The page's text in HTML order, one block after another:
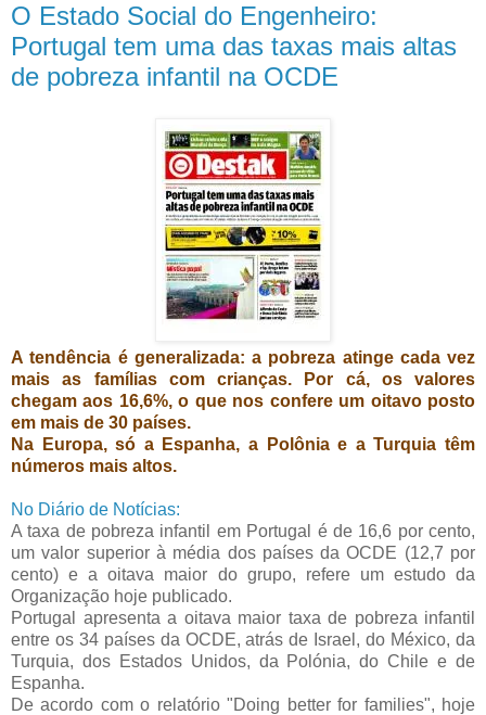
O Estado Social do Engenheiro:
Portugal tem uma das taxas mais altas
de pobreza infantil na OCDE
A tendência é generalizada: a pobreza atinge cada vez
mais as famílias com crianças. Por cá, os valores
chegam aos 16,6%, o que nos confere um oitavo posto
em mais de 30 países.
Na Europa, só a Espanha, a Polônia e a Turquia têm
números mais altos.
No Diário de Notícias:
A taxa de pobreza infantil em Portugal é de 16,6 por cento,
um valor superior à média dos países da OCDE (12,7 por
cento) e a oitava maior do grupo, refere um estudo da
Organização hoje publicado.
Portugal apresenta a oitava maior taxa de pobreza infantil
entre os 34 países da OCDE, atrás de Israel, do México, da
Turquia, dos Estados Unidos, da Polónia, do Chile e de
Espanha.
De acordo com o relatório "Doing better for families", hoje